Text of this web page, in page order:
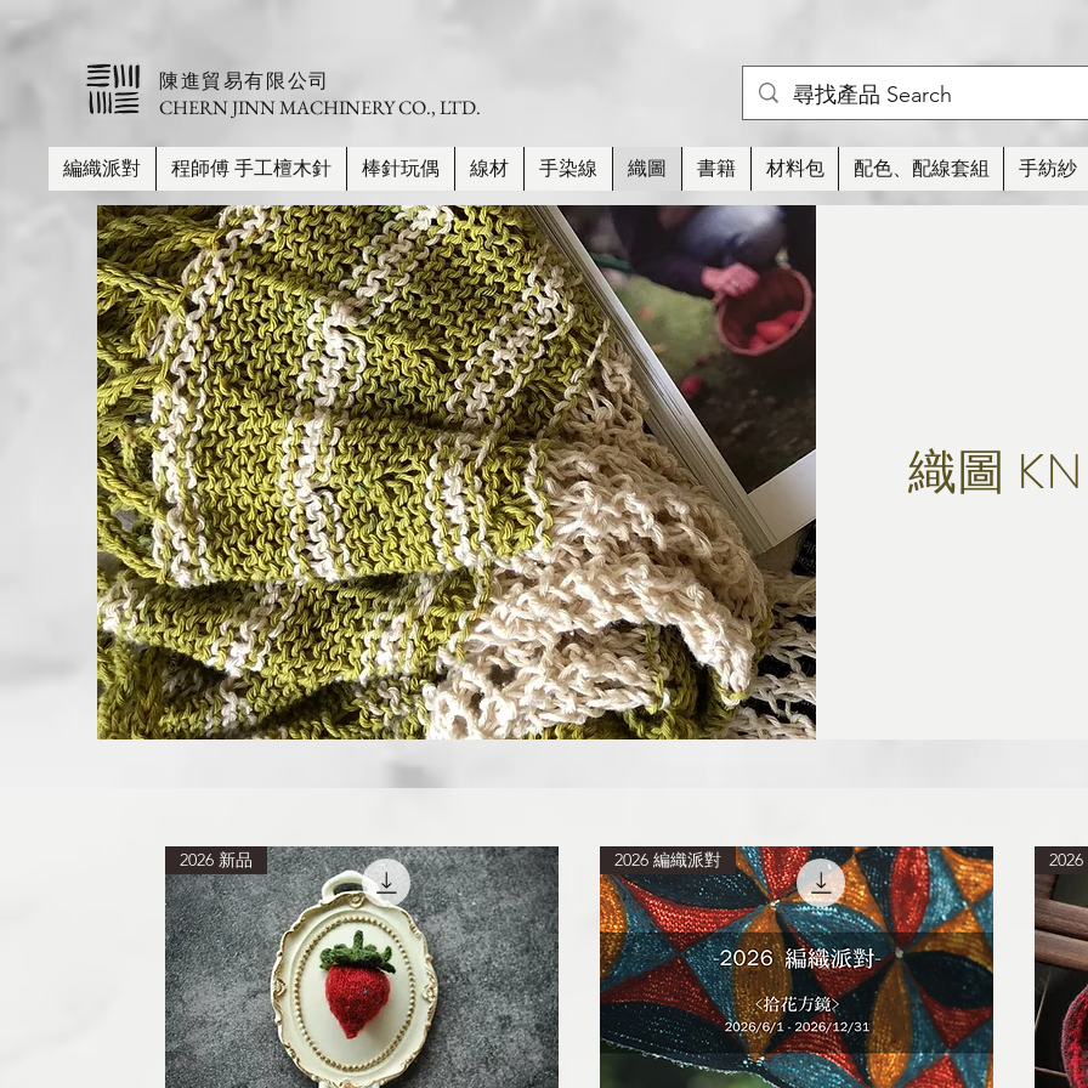
​陳進貿易有限公司
CHERN JINN MACHINERY CO., LTD.
編織派對 程師傅 手工檀木針 棒針玩偶 線材 手染線 織圖 書籍 材料包 配色、配線套組 手紡紗
織圖
2026 新品 2026 編織派對